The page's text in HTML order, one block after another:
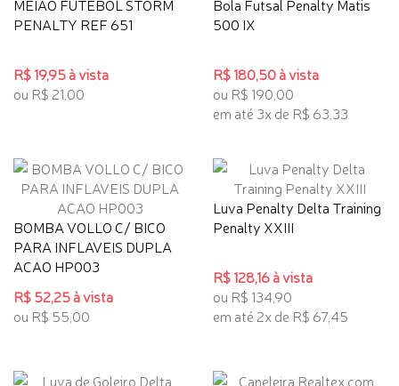
MEIAO FUTEBOL STORM
PENALTY REF 651
R$ 19,95 à vista
ou R$ 21,00
Bola Futsal Penalty Matis
500 IX
R$ 180,50 à vista
ou R$ 190,00
em até 3x de R$ 63,33
BOMBA VOLLO C/ BICO
PARA INFLAVEIS DUPLA
ACAO HP003
R$ 52,25 à vista
ou R$ 55,00
Luva Penalty Delta Training
Penalty XXIII
R$ 128,16 à vista
ou R$ 134,90
em até 2x de R$ 67,45